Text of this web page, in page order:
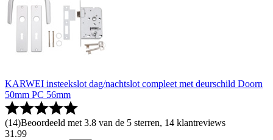
KARWEI insteekslot dag/nachtslot compleet met deurschild Doorn
50mm PC 56mm
(14)Beoordeeld met 3.8 van de 5 sterren, 14 klantreviews
31 .99